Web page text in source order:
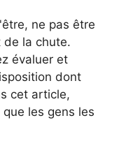
ne pas être
la chute.
évaluer et
dont
cet article,
les gens les